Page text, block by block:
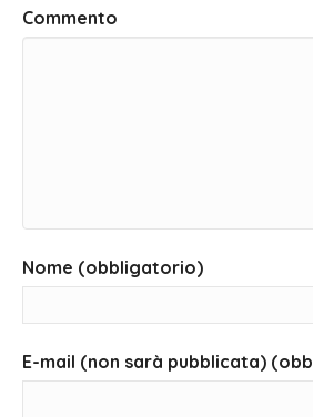
Commento
Nome (obbligatorio)
E-mail (non sarà pubblicata)